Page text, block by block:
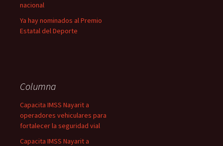
nacional
Ya hay nominados al Premio
Estatal del Deporte
Columna
Capacita IMSS Nayarit a
operadores vehiculares para
fortalecer la seguridad vial
Capacita IMSS Nayarit a